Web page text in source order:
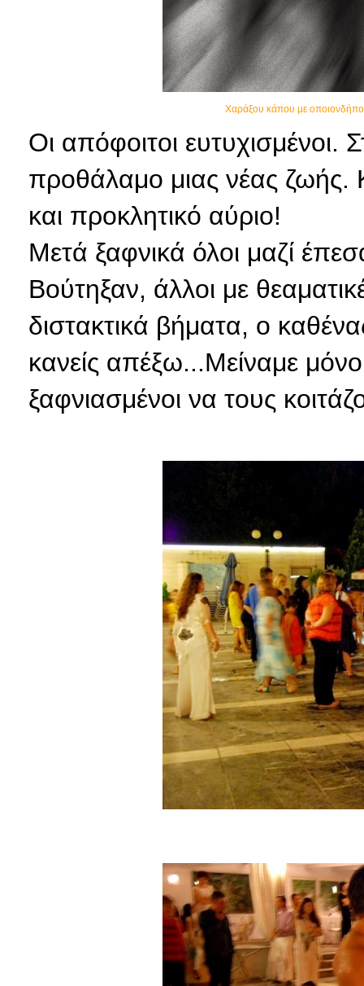
Χαράξου κάπου με
Οι απόφοιτοι ευτυχισμένοι.
προθάλαμο μιας νέας ζωής.
και προκλητικό αύριο!
Μετά ξαφνικά όλοι μαζί
Βούτηξαν, άλλοι με
διστακτικά βήματα, ο
κανείς απέξω...Μείναμε
ξαφνιασμένοι να τους